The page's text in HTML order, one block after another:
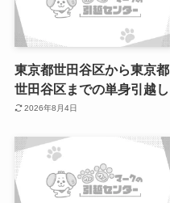
東京都世田谷区から東京都
世田谷区までの単身引越し
2026年8月4日